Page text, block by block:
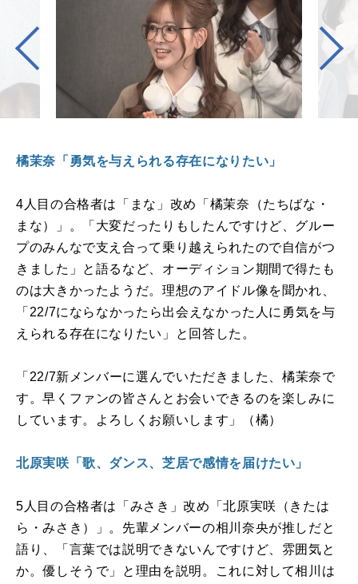
橘茉奈「勇気を与えられる存在になりたい」
4 人目の合格者は「まな」改め「橘茉奈（たちばな・
まな）」。「大変だったりもしたんですけど、グルー
プのみんなで支え合って乗り越えられたので自信がつ
きました」と語るなど、オーディション期間で得たも
のは大きかったようだ。理想のアイドル像を聞かれ、
「 22/7にならなかったら出会えなかった人に勇気を与
えられる存在になりたい」と回答した。
「 22/7新メンバーに選んでいただきました、橘茉奈で
す。早くファンの皆さんとお会いできるのを楽しみに
しています。よろしくお願いします」（橘）
北原実咲「歌、ダンス、芝居で感情を届けたい」
5 人目の合格者は「みさき」改め「北原実咲（きたは
ら・みさき）」。先輩メンバーの相川奈央が推しだと
語り、「言葉では説明できないんですけど、雰囲気と
か。優しそうで」と理由を説明。これに対して相川は